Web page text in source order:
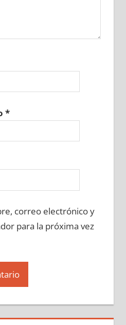
*
correo electrónico y
para la próxima vez